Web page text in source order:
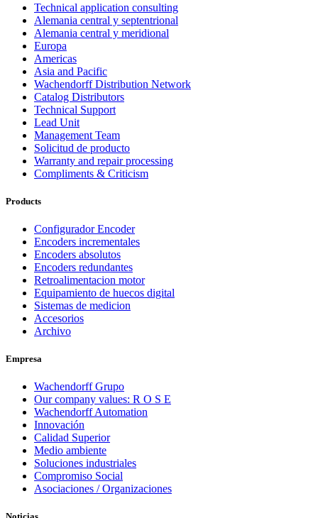
Technical application consulting
Alemania central y septentrional
Alemania central y meridional
Europa
Americas
Asia and Pacific
Wachendorff Distribution Network
Catalog Distributors
Technical Support
Lead Unit
Management Team
Solicitud de producto
Warranty and repair processing
Compliments & Criticism
Products
Configurador Encoder
Encoders incrementales
Encoders absolutos
Encoders redundantes
Retroalimentacion motor
Equipamiento de huecos digital
Sistemas de medicion
Accesorios
Archivo
Empresa
Wachendorff Grupo
Our company values: R O S E
Wachendorff Automation
Innovación
Calidad Superior
Medio ambiente
Soluciones industriales
Compromiso Social
Asociaciones / Organizaciones